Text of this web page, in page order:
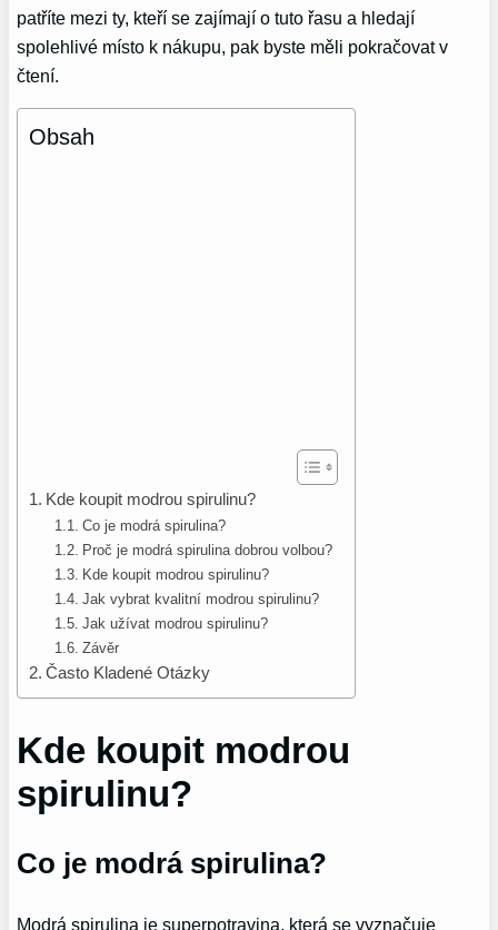
patříte mezi ty, kteří se zajímají o tuto řasu a hledají
spolehlivé místo k nákupu, pak byste měli pokračovat v
čtení.
Obsah
Kde koupit modrou spirulinu?
Co je modrá spirulina?
Proč je modrá spirulina dobrou volbou?
Kde koupit modrou spirulinu?
Jak vybrat kvalitní modrou spirulinu?
Jak užívat modrou spirulinu?
Závěr
Často Kladené Otázky
Kde koupit modrou
spirulinu?
Co je modrá spirulina?
Modrá spirulina je superpotravina, která se vyznačuje